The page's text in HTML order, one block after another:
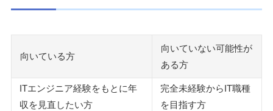
向いている方
向いていない可能性が
ある方
ITエンジニア経験をもとに年
収を見直したい方
完全未経験からIT職種
を目指す方